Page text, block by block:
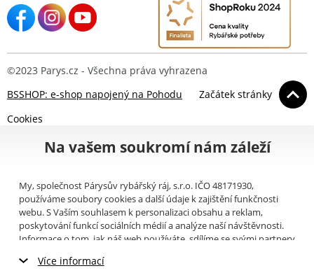
©2023 Parys.cz - Všechna práva vyhrazena
BSSHOP: e-shop napojený na Pohodu
Začátek stránky
Cookies
Na vašem soukromí nám záleží
My, společnost Párysův rybářský ráj, s.r.o. IČO 48171930,
používáme soubory cookies a další údaje k zajištění funkčnosti
webu. S Vaším souhlasem k personalizaci obsahu a reklam,
poskytování funkcí sociálních médií a analýze naší návštěvnosti.
Informace o tom, jak náš web používáte, sdílíme se svými partnery
můžete přečíst, jak tyto informace Google používá. Partneři tyto
Více informací